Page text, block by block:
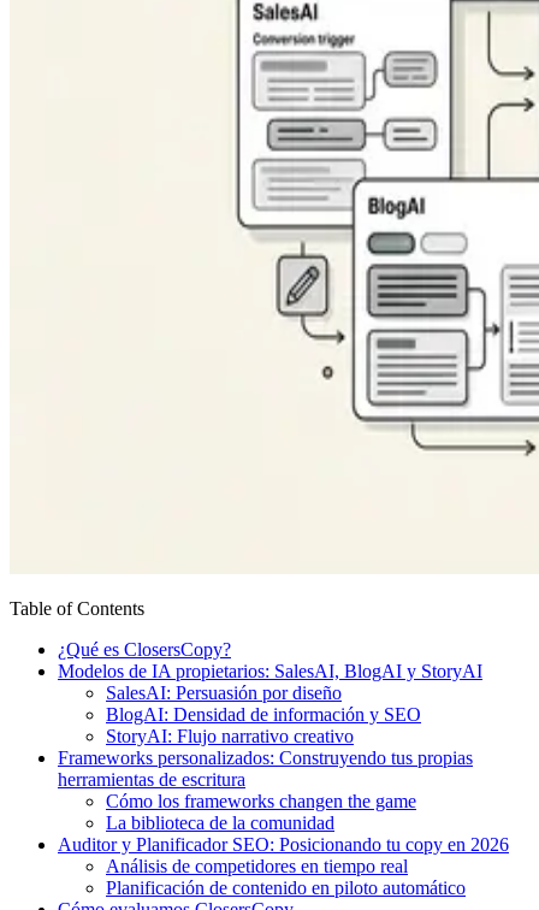
Table of Contents
¿Qué es ClosersCopy?
Modelos de IA propietarios: SalesAI, BlogAI y StoryAI
SalesAI: Persuasión por diseño
BlogAI: Densidad de información y SEO
StoryAI: Flujo narrativo creativo
Frameworks personalizados: Construyendo tus propias
herramientas de escritura
Cómo los frameworks changen the game
La biblioteca de la comunidad
Auditor y Planificador SEO: Posicionando tu copy en 2026
Análisis de competidores en tiempo real
Planificación de contenido en piloto automático